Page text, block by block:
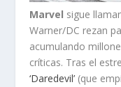
Marvel sigue
Warner/DC rezan
acumulando
críticas. Tras el
‘Daredevil’ (que